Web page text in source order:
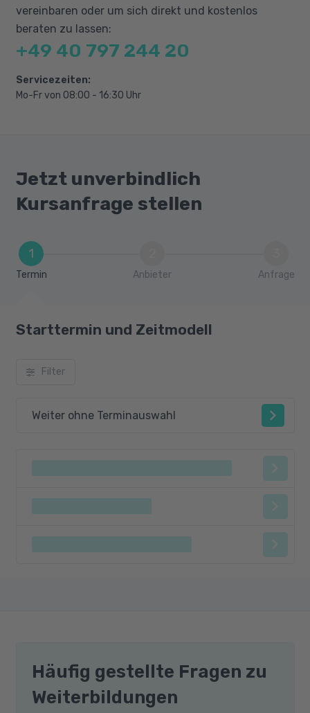
vereinbaren oder um sich direkt und kostenlos
beraten zu lassen:
+49 40 797 244 20
Servicezeiten:
Mo-Fr von 08:00 - 16:30 Uhr
Jetzt unverbindlich
Kursanfrage stellen
1
Termin Anbieter Anfrage
Starttermin und Zeitmodell
Filter
Weiter ohne Terminauswahl
Häufig gestellte Fragen zu
Weiterbildungen